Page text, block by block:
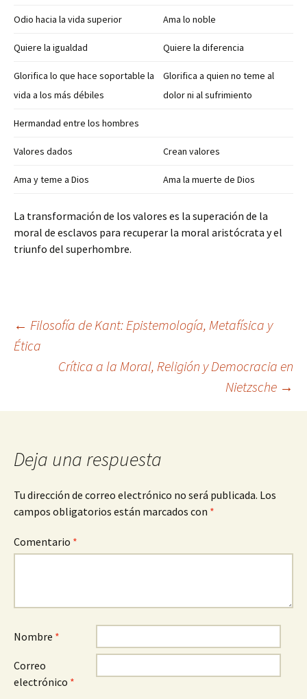
Odio hacia la vida superior Ama lo noble
Quiere la igualdad Quiere la diferencia
Glorifica lo que hace soportable la
vida a los más débiles
Glorifica a quien no teme al
dolor ni al sufrimiento
Hermandad entre los hombres
Valores dados Crean valores
Ama y teme a Dios Ama la muerte de Dios
La transformación de los valores es la superación de la
moral de esclavos para recuperar la moral aristócrata y el
triunfo del superhombre.
Navegación
entradas
← Filosofía de Kant: Epistemología, Metafísica y
Ética
Crítica a la Moral, Religión y Democracia en
Nietzsche →
Deja una respuesta
Tu dirección de correo electrónico no será publicada. Los
campos obligatorios están marcados con *
Comentario *
Nombre *
Correo
electrónico *